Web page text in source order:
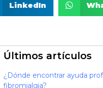
LinkedIn
Últimos artículos
¿Dónde encontrar ayuda
fibromialgia?